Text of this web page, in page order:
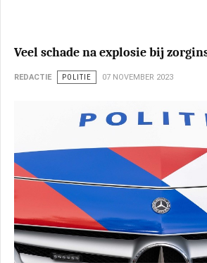
Veel schade na explosie bij
REDACTIE POLITIE 07 NOVEMBER 2023